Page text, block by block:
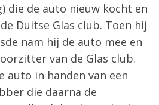
die de auto nieuw kocht en
Duitse Glas club. Toen hij
nam hij de auto mee en
van de Glas club.
auto in handen van een
die daarna de